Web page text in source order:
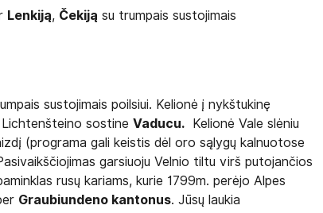
Lenkiją, Čekiją su trumpais sustojimais
sustojimais poilsiui. Kelionė į nykštukinę
Lichtenšteino sostineVaducu. Kelionė Vale slėniu
(programa gali keistis dėl oro sąlygų kalnuotose
garsiuoju Velnio tiltu virš putojančios
rusų kariams, kurie 1799m. perėjo Alpes
Graubiundeno kantonus. Jūsų laukia